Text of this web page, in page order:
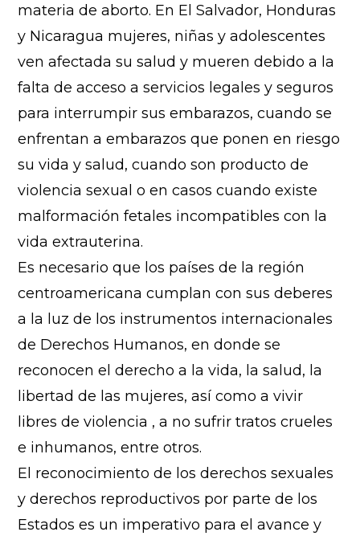
materia de aborto. En El Salvador, Honduras
y Nicaragua mujeres, niñas y adolescentes
ven afectada su salud y mueren debido a la
falta de acceso a servicios legales y seguros
para interrumpir sus embarazos, cuando se
enfrentan a embarazos que ponen en riesgo
su vida y salud, cuando son producto de
violencia sexual o en casos cuando existe
malformación fetales incompatibles con la
vida extrauterina.
Es necesario que los países de la región
centroamericana cumplan con sus deberes
a la luz de los instrumentos internacionales
de Derechos Humanos, en donde se
reconocen el derecho a la vida, la salud, la
libertad de las mujeres, así como a vivir
libres de violencia , a no sufrir tratos crueles
e inhumanos, entre otros.
El reconocimiento de los derechos sexuales
y derechos reproductivos por parte de los
Estados es un imperativo para el avance y